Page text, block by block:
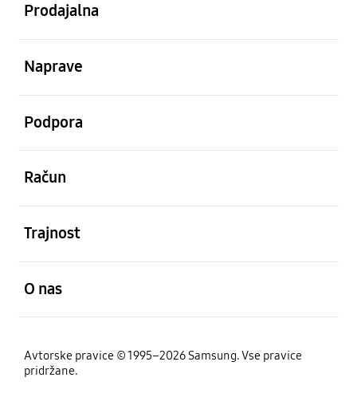
Prodajalna
Naprave
Podpora
Račun
Trajnost
O nas
Avtorske pravice © 1995–2026 Samsung. Vse pravice
pridržane.